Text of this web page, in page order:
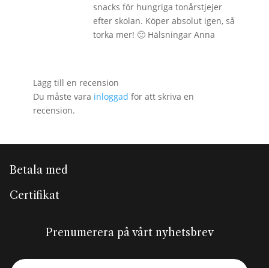
snacks för hungriga tonårstjejer
efter skolan. Köper absolut igen, så
torka mer! 🙂 Hälsningar Anna
Lägg till en recension
Du måste vara inloggad för att skriva en
recension.
Betala med
Certifikat
Prenumerera på vårt nyhetsbrev